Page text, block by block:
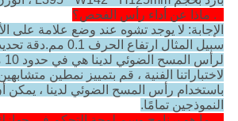
الإجابة: لا يوجد تشوه عند وضع علامة على
سبيل المثال ارتفاع
لاختباراتنا الفنية ، قم بتمييز نمطين
باستخدام رأس المسح الضوئي لدينا ، يمكن
النموذجين تمامًا.